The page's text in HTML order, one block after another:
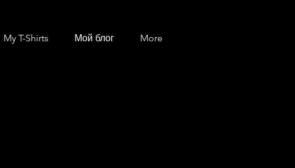
My T-Shirts Мой блог More